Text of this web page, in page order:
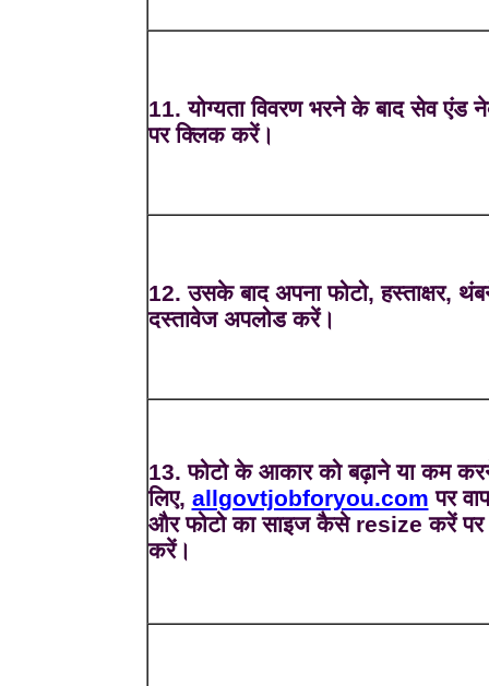
11. योग्यता विवरण भरने के बाद सेव एंड
पर क्लिक करें।
12. उसके बाद अपना फोटो, हस्ताक्षर,
दस्तावेज अपलोड करें।
13. फोटो के आकार को बढ़ाने या कम
लिए, allgovtjobforyou.com पर
और फोटो का साइज कैसे resize करें पर
करें।